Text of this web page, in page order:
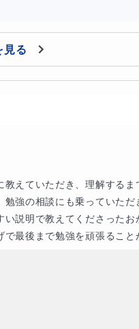
璧に理解しましょう！
導法
。
す。
問題を作る大学側によっ
見る
えていただき、理解するま
強の相談にも乗っていただ
説明で教えてくださったお
最後まで勉強を頑張ること
つ丁寧に向き合い、理解で